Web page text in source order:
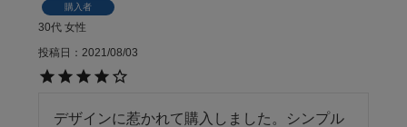
購入者
30代 女性
投稿日
2021/08/03
デザインに惹かれて購入しました。シンプル